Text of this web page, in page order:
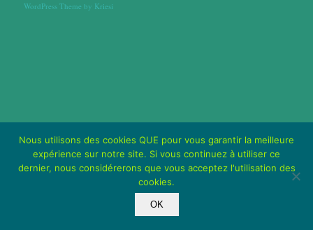
WordPress Theme by Kriesi
Nous utilisons des cookies QUE pour vous garantir la meilleure
expérience sur notre site. Si vous continuez à utiliser ce
dernier, nous considérerons que vous acceptez l'utilisation des
cookies.
OK